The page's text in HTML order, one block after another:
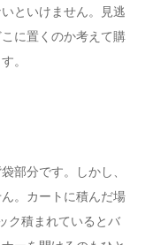
といけません。見逃
に置くのか考えて購
。
部分です。しかし、
。カートに積んだ場
ク積まれているとバ